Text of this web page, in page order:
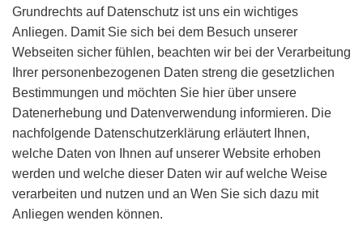
Grundrechts auf Datenschutz ist uns ein wichtiges
Anliegen. Damit Sie sich bei dem Besuch unserer
Webseiten sicher fühlen, beachten wir bei der Verarbeitung
Ihrer personenbezogenen Daten streng die gesetzlichen
Bestimmungen und möchten Sie hier über unsere
Datenerhebung und Datenverwendung informieren. Die
nachfolgende Datenschutzerklärung erläutert Ihnen,
welche Daten von Ihnen auf unserer Website erhoben
werden und welche dieser Daten wir auf welche Weise
verarbeiten und nutzen und an Wen Sie sich dazu mit
Anliegen wenden können.